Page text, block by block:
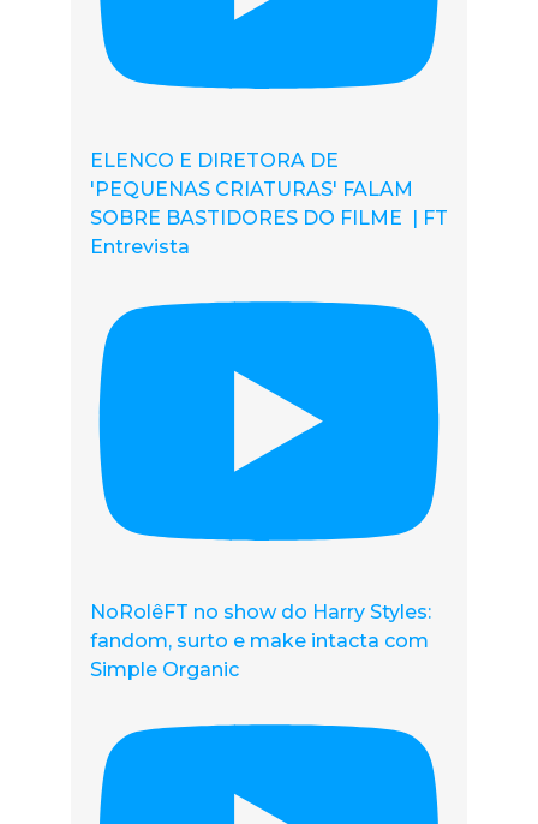
ELENCO E DIRETORA DE
'PEQUENAS CRIATURAS' FALAM
SOBRE BASTIDORES DO FILME | FT
Entrevista
NoRolêFT no show do Harry Styles:
fandom, surto e make intacta com
Simple Organic